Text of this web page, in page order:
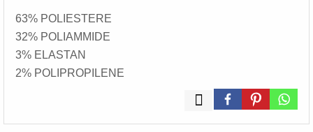
63% POLIESTERE
32% POLIAMMIDE
3% ELASTAN
2% POLIPROPILENE